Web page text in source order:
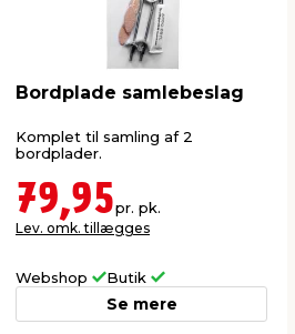
Bordplade samlebeslag
Komplet til samling af 2
bordplader.
79,95pr. pk.
Lev. omk. tillægges
Webshop Butik
Se mere